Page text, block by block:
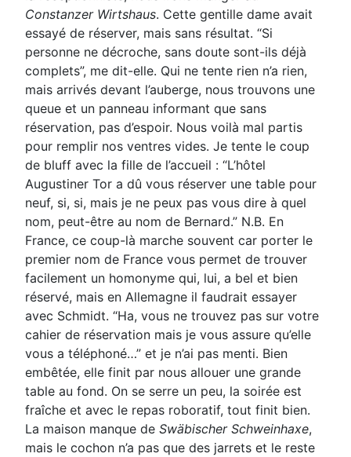
Constanzer Wirtshaus. Cette gentille dame avait
essayé de réserver, mais sans résultat. “Si
personne ne décroche, sans doute sont-ils déjà
complets”, me dit-elle. Qui ne tente rien n’a rien,
mais arrivés devant l’auberge, nous trouvons une
queue et un panneau informant que sans
réservation, pas d’espoir. Nous voilà mal partis
pour remplir nos ventres vides. Je tente le coup
de bluff avec la fille de l’accueil : “L’hôtel
Augustiner Tor a dû vous réserver une table pour
neuf, si, si, mais je ne peux pas vous dire à quel
nom, peut-être au nom de Bernard.” N.B. En
France, ce coup-là marche souvent car porter le
premier nom de France vous permet de trouver
facilement un homonyme qui, lui, a bel et bien
réservé, mais en Allemagne il faudrait essayer
avec Schmidt. “Ha, vous ne trouvez pas sur votre
cahier de réservation mais je vous assure qu’elle
vous a téléphoné…” et je n’ai pas menti. Bien
embêtée, elle finit par nous allouer une grande
table au fond. On se serre un peu, la soirée est
fraîche et avec le repas roboratif, tout finit bien.
La maison manque de Swäbischer Schweinhaxe,
mais le cochon n’a pas que des jarrets et le reste